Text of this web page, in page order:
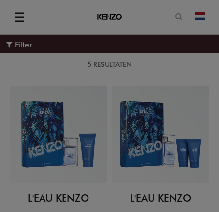
☰
Menu
Open
Filter
5 RESULTATEN
L'EAU KENZO L'EAU KENZO